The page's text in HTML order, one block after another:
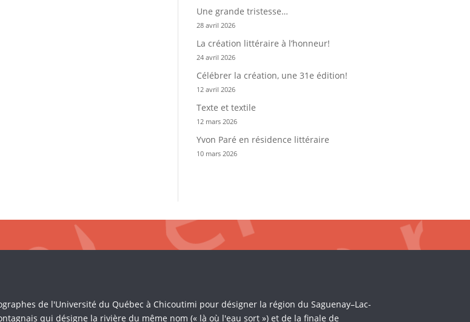
Une grande tristesse…
28 avril 2026
La création littéraire à l’honneur!
24 avril 2026
Célébrer la création, une 31e édition!
12 avril 2026
Texte et textile
12 mars 2026
Yvon Paré en résidence littéraire
10 mars 2026
de l'Université du Québec à Chicoutimi pour désigner la région du Saguenay–Lac-
qui désigne la rivière du même nom (« là où l'eau sort ») et de la finale de